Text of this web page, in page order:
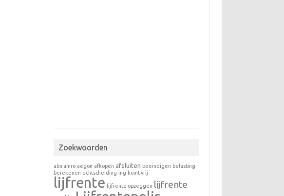
Zoekwoorden
abn amro aegon afkopen afsluiten beeindigen belasting
berekenen echtscheiding ing komt vrij
lijfrente lijfrente opzeggen lijfrente